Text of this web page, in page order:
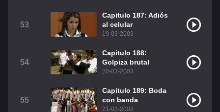
53
Capitulo 187: Adiós
al celular
19-03-2003
54
Capitulo 188:
Golpiza brutal
20-03-2003
55
Capitulo 189: Boda
con banda
21-03-2003